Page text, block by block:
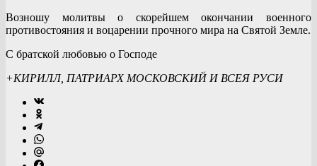
Возношу молитвы о скорейшем окончании военного
противостояния и воцарении прочного мира на Святой Земле.
С братской любовью о Господе
+КИРИЛЛ, ПАТРИАРХ МОСКОВСКИЙ И ВСЕЯ РУСИ